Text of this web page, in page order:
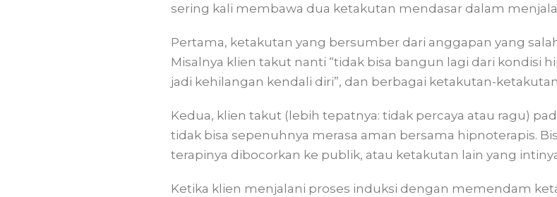
sering kali membawa dua ketakutan mendasar dalam
Pertama, ketakutan yang bersumber dari anggapan yang
Misalnya klien takut nanti “tidak bisa bangun lagi dari kondisi
jadi kehilangan kendali diri”, dan berbagai ketakutan-
Kedua, klien takut (lebih tepatnya: tidak percaya atau ragu)
tidak bisa sepenuhnya merasa aman bersama hipnoterapis.
terapinya dibocorkan ke publik, atau ketakutan lain yang
Ketika klien menjalani proses induksi dengan memendam